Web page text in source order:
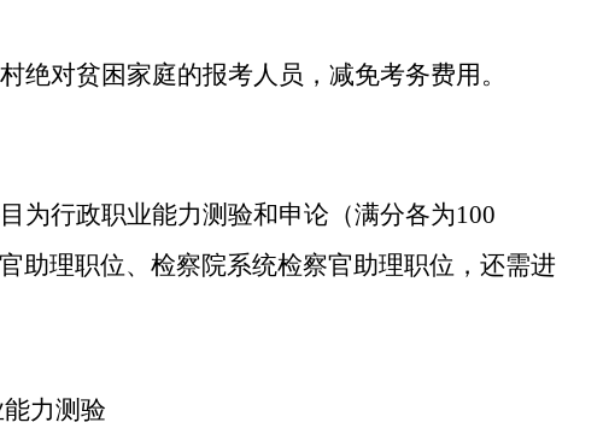
绝对贫困家庭的报考人员，减免考务费用。
为行政职业能力测验和申论 （满分各为100
助理职位、检察院系统检察官助理职位， 还需进
力测验